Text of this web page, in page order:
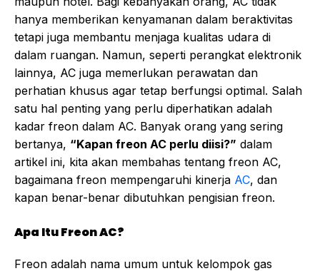
hanya memberikan kenyamanan dalam beraktivitas
tetapi juga membantu menjaga kualitas udara di
dalam ruangan. Namun, seperti perangkat elektronik
lainnya, AC juga memerlukan perawatan dan
perhatian khusus agar tetap berfungsi optimal. Salah
satu hal penting yang perlu diperhatikan adalah
kadar freon dalam AC. Banyak orang yang sering
bertanya, “Kapan freon AC perlu diisi?” dalam
artikel ini, kita akan membahas tentang freon AC,
bagaimana freon mempengaruhi kinerja AC, dan
kapan benar-benar dibutuhkan pengisian freon.
Apa Itu Freon AC?
Freon adalah nama umum untuk kelompok gas